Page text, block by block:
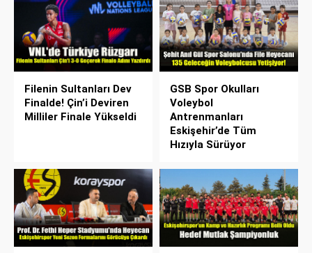
Filenin Sultanları Dev
Finalde! Çin’i Deviren
Milliler Finale Yükseldi
GSB Spor Okulları
Voleybol
Antrenmanları
Eskişehir’de Tüm
Hızıyla Sürüyor